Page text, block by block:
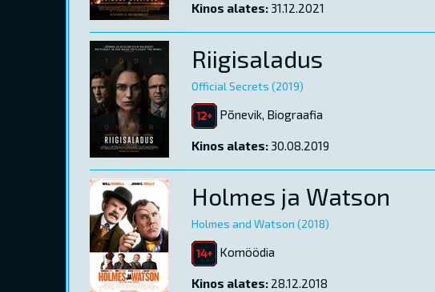
Kinos alates: 31.12.2021
Riigisaladus
Official Secrets (2019)
Põnevik, Biograafia
Kinos alates: 30.08.2019
Holmes ja Watson
Holmes and Watson (2018)
Komöödia
Kinos alates: 28.12.2018